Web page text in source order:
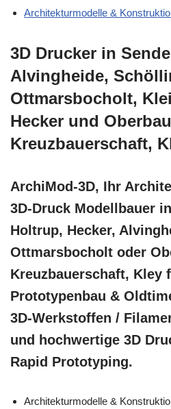
Architekturmodelle &
3D Drucker in
Alvingheide,
Ottmarsbocholt,
Hecker und
Kreuzbauerschaft,
ArchiMod-3D, Ihr
3D-Druck Modellbauer
Holtrup, Hecker,
Ottmarsbocholt oder
Kreuzbauerschaft, Kley
Prototypenbau &
3D-Werkstoffen /
und hochwertige 3D
Rapid Prototyping.
Architekturmodelle &